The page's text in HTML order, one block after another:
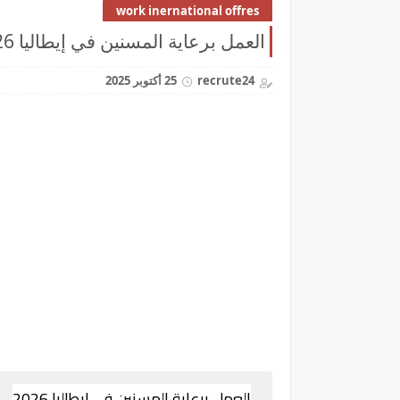
work inernational offres
العمل برعاية المسنين في إيطاليا 2026
recrute24 25 أكتوبر 2025